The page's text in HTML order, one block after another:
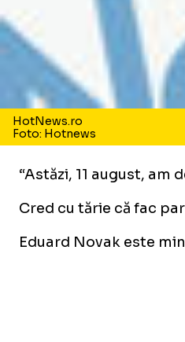
HotNews.ro
Foto: Hotnews
“Astăzi, 11 august,
Cred cu tărie că fac
Eduard Novak este